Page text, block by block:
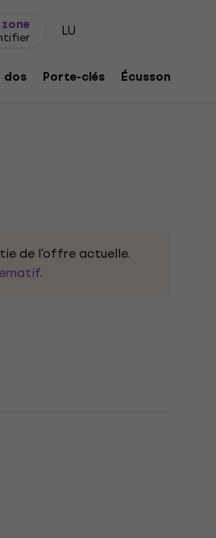
LU
dos Porte-clés Écussons/
de l'offre actuelle.
.